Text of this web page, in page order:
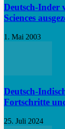
Deutsch-Inder
Sciences
1. Mai 2003
Deutsch-
Fortschritte
25. Juli 2024